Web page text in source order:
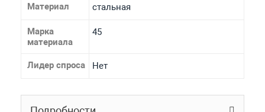
Материал стальная
Марка
материала
45
Лидер спроса Нет